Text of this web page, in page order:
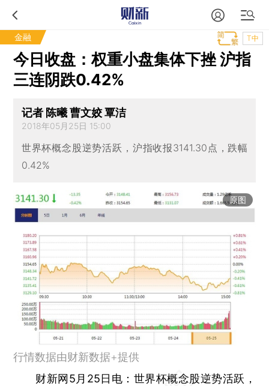
金融 T中
今日收盘：权重小盘集体下挫 沪指
三连阴跌0.42%
记者 陈曦 曹文姣 覃洁
2018年05月25日 15:00
世界杯概念股逆势活跃，沪指收报3141.30点，跌幅
0.42%
原图
行情数据由财新数据+提供
财新网5月25日电 ：世界杯概念股逆势活跃，